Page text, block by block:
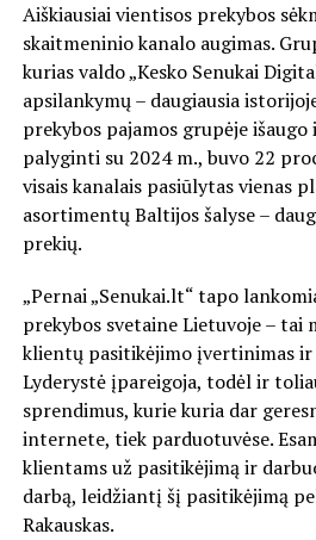
Aiškiausiai vientisos prekybos
skaitmeninio kanalo augimas.
kurias valdo „Kesko Senukai
apsilankymų – daugiausia
prekybos pajamos grupėje
palyginti su 2024 m., buvo 22
visais kanalais pasiūlytas vienas
asortimentų Baltijos šalyse –
prekių.
„Pernai „Senukai.lt“ tapo
prekybos svetaine Lietuvoje – tai
klientų pasitikėjimo įvertinimas ir
Lyderystė įpareigoja, todėl ir
sprendimus, kurie kuria dar
internete, tiek parduotuvėse.
klientams už pasitikėjimą ir
darbą, leidžiantį šį pasitikėjimą
Rakauskas.